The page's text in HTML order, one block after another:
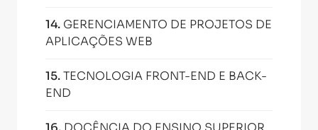
14. GERENCIAMENTO DE PROJETOS DE
APLICAÇÕES WEB
15.TECNOLOGIA FRONT-END E BACK-
END